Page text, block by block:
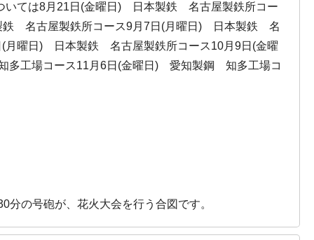
いては8月21日(金曜日) 日本製鉄 名古屋製鉄所コー
名古屋製鉄所コース9月7日(月曜日) 日本製鉄 名
曜日) 日本製鉄 名古屋製鉄所コース10月9日(金曜
工場コース11月6日(金曜日) 愛知製鋼 知多工場コ
の号砲が、花火大会を行う合図です。